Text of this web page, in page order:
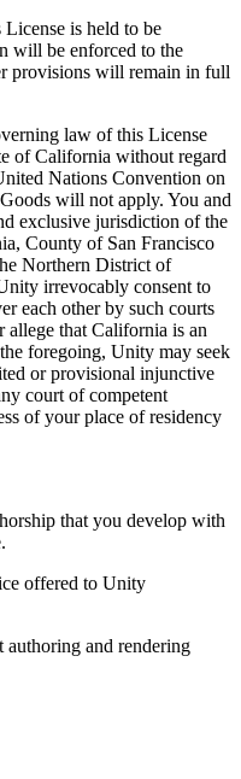
is held to be
will be enforced to the
provisions will remain in full
law of this License
of California without regard
Nations Convention on
will not apply. You and
exclusive jurisdiction of the
County of San Francisco
Northern District of
irrevocably consent to
each other by such courts
allege that California is an
foregoing, Unity may seek
or provisional injunctive
court of competent
of your place of residency
that you develop with
offered to Unity
authoring and rendering